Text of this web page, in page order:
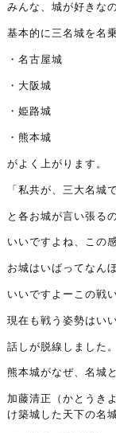
みんな、城が好きな
基本的に三名城を名
・名古屋城
・大阪城
・姫路城
・熊本城
がよく上がります。
「私共が、三大名城
と各お城が言い張る
いいですよね、この
お城はいばってなん
いいですよーこの戦
現在も戦う姿勢はい
話しが脱線しました。
熊本城がなぜ、名城
加藤清正（かとうき
け築城した天下の名